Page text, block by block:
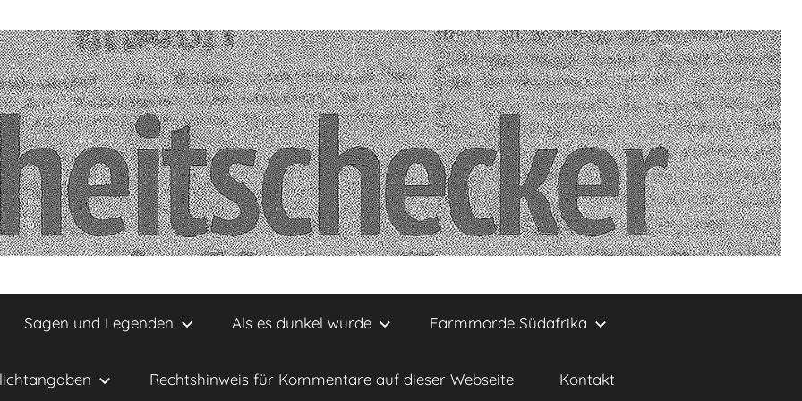
Sagen und Legenden Als es dunkel wurde Farmmorde Südafrika
Rechtshinweis für Kommentare auf dieser Webseite Kontakt